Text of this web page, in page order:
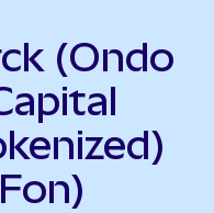
(Ondo